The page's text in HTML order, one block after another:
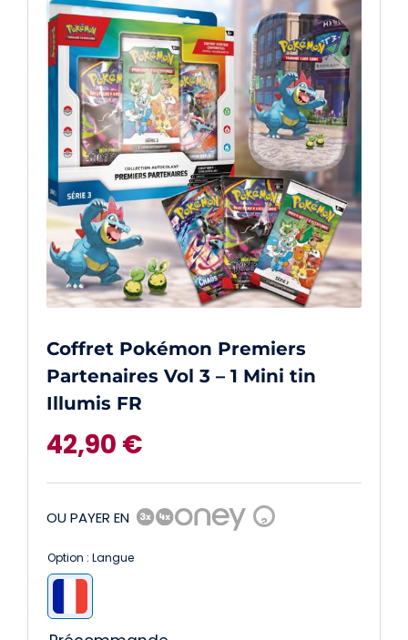
Coffret Pokémon Premiers
Partenaires Vol 3 – 1 Mini tin
Illumis FR
42,90 €
OU PAYER EN ?
Option : Langue